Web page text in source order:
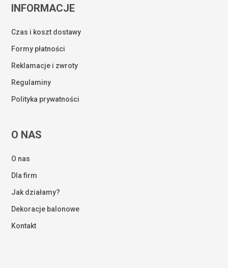
INFORMACJE
Czas i koszt dostawy
Formy płatności
Reklamacje i zwroty
Regulaminy
Polityka prywatności
O NAS
O nas
Dla firm
Jak działamy?
Dekoracje balonowe
Kontakt